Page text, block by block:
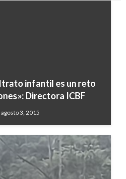
infantil es un reto
Directora ICBF
3, 2015